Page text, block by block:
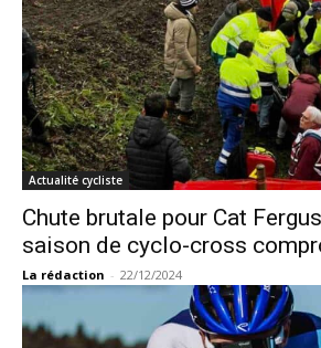
Actualité cycliste
Chute brutale pour Cat
saison de cyclo-cross
La rédaction - 22/12/2024